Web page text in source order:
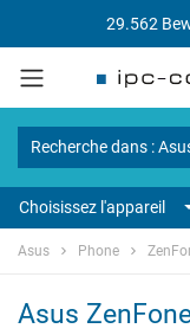
29.562
Recherche dans :
Choisissez l'appareil
Asus Phone
Asus